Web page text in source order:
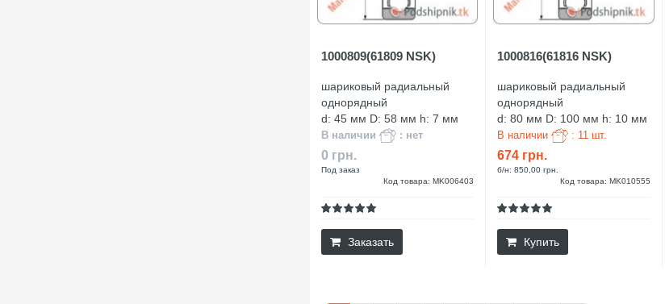
1000809(61809 NSK)
шариковый радиальный
однорядный
d: 45 мм D: 58 мм h: 7 мм
В наличии : нет
0 грн.
Под заказ
Код товара: MK006403
Заказать
1000816(61816 NSK)
шариковый радиальный
однорядный
d: 80 мм D: 100 мм h: 10 мм
В наличии : 11 шт.
674 грн.
б/н: 850,00 грн.
Код товара: MK010555
Купить